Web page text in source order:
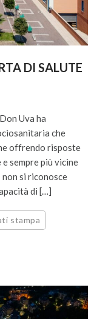
DI SALUTE
Uva ha
che
offrendo risposte
sempre più vicine
si riconosce
di […]
stampa